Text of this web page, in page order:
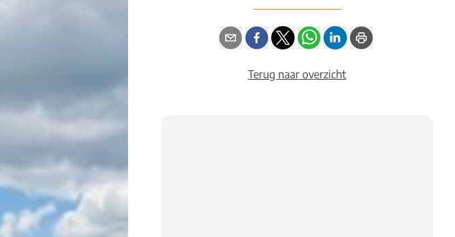
Terug naar overzicht